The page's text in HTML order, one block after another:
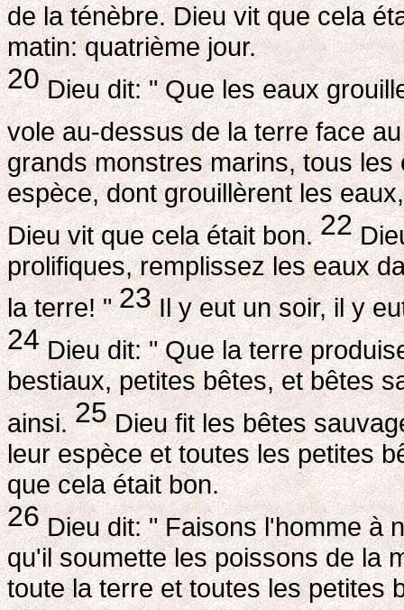
de la ténèbre. Dieu vit que cela
matin: quatrième jour.
20Dieu dit: " Que les eaux
vole au-dessus de la terre face
grands monstres marins, tous
espèce, dont grouillèrent les
Dieu vit que cela était bon.22
prolifiques, remplissez les eaux
la terre! "23Il y eut un soir, il y
24Dieu dit: " Que la terre
bestiaux, petites bêtes, et bêtes
ainsi.25Dieu fit les bêtes
leur espèce et toutes les petites
que cela était bon.
26Dieu dit: " Faisons l'homme à
qu'il soumette les poissons de la
toute la terre et toutes les petites